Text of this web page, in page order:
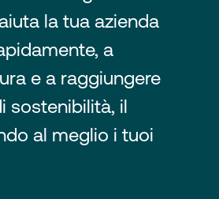
la tua azienda
a
e a raggiungere
sostenibilità, il
al meglio i tuoi